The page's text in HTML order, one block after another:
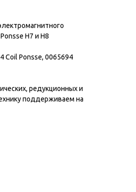
H7 и H8
Coil Ponsse, 0065694
редукционных и
поддерживаем на